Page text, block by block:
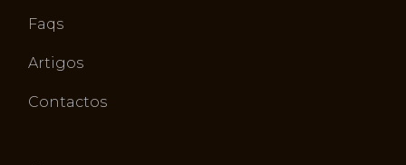
Faqs
Artigos
Contactos